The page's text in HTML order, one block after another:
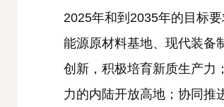
2025年和到2035年的目标
能源原材料基地、现代装备
创新，积极培育新质生产力
力的内陆开放高地；协同推